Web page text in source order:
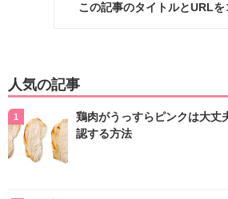
この記事のタイトルとURLを
人気の記事
鶏肉がうっすらピンクは大丈
認する方法